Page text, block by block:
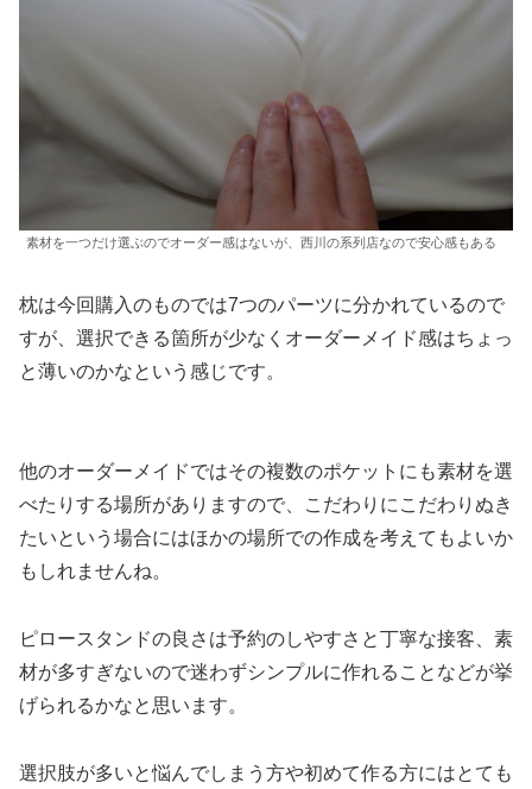
素材を一つだけ選ぶのでオーダー感はないが、西川の系列店なので安心感もある
枕は今回購入のものでは7つのパーツに分かれているので
すが、選択できる箇所が少なくオーダーメイド感はちょっ
と薄いのかなという感じです。
他のオーダーメイドではその複数のポケットにも素材を選
べたりする場所がありますので、こだわりにこだわりぬき
たいという場合にはほかの場所での作成を考えてもよいか
もしれませんね。
ピロースタンドの良さは予約のしやすさと丁寧な接客、素
材が多すぎないので迷わずシンプルに作れることなどが挙
げられるかなと思います。
選択肢が多いと悩んでしまう方や初めて作る方にはとても